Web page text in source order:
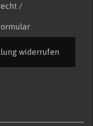
/
widerrufen